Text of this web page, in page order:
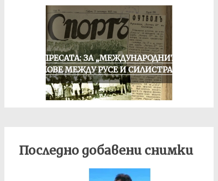
ОТ ПРЕСАТА: ЗА „МЕЖДУНАРОДНИТЕ“
МАЧОВЕ МЕЖДУ РУСЕ И СИЛИСТРА
Последно добавени снимки